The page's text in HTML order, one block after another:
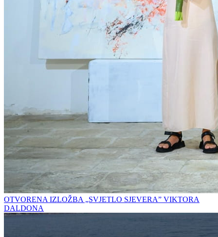
OTVORENA IZLOŽBA „SVJETLO SJEVERA” VIKTORA
DALDONA